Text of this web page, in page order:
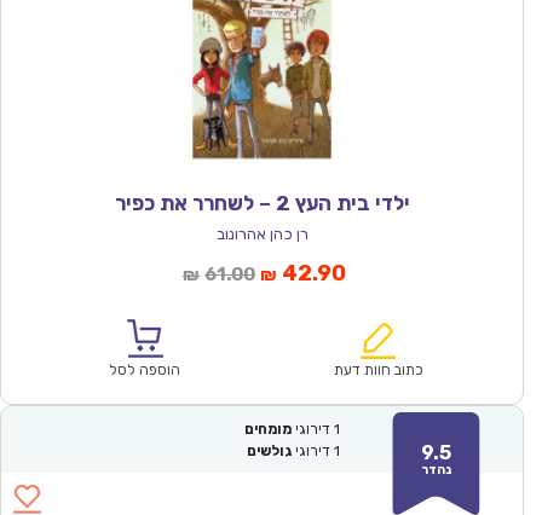
ילדי בית העץ 2 – לשחרר את כפיר
רן כהן אהרונוב
₪ 61.00המחיר
₪61.00.
₪ 42.90המחיר
הוא:
כתוב חוות דעת הוספה לסל
9.5
נהדר
1 דירוגי מומחים
1 דירוגי גולשים